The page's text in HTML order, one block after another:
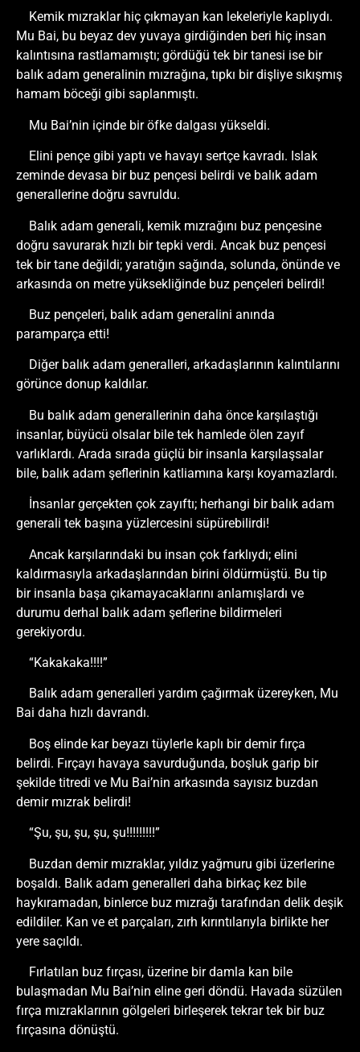
Kemik mızraklar hiç çıkmayan kan lekeleriyle kaplıydı.
Mu Bai, bu beyaz dev yuvaya girdiğinden beri hiç insan
kalıntısına rastlamamıştı; gördüğü tek bir tanesi ise bir
balık adam generalinin mızrağına, tıpkı bir dişliye sıkışmış
hamam böceği gibi saplanmıştı.
Mu Bai’nin içinde bir öfke dalgası yükseldi.
Elini pençe gibi yaptı ve havayı sertçe kavradı. Islak
zeminde devasa bir buz pençesi belirdi ve balık adam
generallerine doğru savruldu.
Balık adam generali, kemik mızrağını buz pençesine
doğru savurarak hızlı bir tepki verdi. Ancak buz pençesi
tek bir tane değildi; yaratığın sağında, solunda, önünde ve
arkasında on metre yüksekliğinde buz pençeleri belirdi!
Buz pençeleri, balık adam generalini anında
paramparça etti!
Diğer balık adam generalleri, arkadaşlarının kalıntılarını
görünce donup kaldılar.
Bu balık adam generallerinin daha önce karşılaştığı
insanlar, büyücü olsalar bile tek hamlede ölen zayıf
varlıklardı. Arada sırada güçlü bir insanla karşılaşsalar
bile, balık adam şeflerinin katliamına karşı koyamazlardı.
İnsanlar gerçekten çok zayıftı; herhangi bir balık adam
generali tek başına yüzlercesini süpürebilirdi!
Ancak karşılarındaki bu insan çok farklıydı; elini
kaldırmasıyla arkadaşlarından birini öldürmüştü. Bu tip
bir insanla başa çıkamayacaklarını anlamışlardı ve
durumu derhal balık adam şeflerine bildirmeleri
gerekiyordu.
“Kakakaka!!!!”
Balık adam generalleri yardım çağırmak üzereyken, Mu
Bai daha hızlı davrandı.
Boş elinde kar beyazı tüylerle kaplı bir demir fırça
belirdi. Fırçayı havaya savurduğunda, boşluk garip bir
şekilde titredi ve Mu Bai’nin arkasında sayısız buzdan
demir mızrak belirdi!
“Şu, şu, şu, şu, şu!!!!!!!!!”
Buzdan demir mızraklar, yıldız yağmuru gibi üzerlerine
boşaldı. Balık adam generalleri daha birkaç kez bile
haykıramadan, binlerce buz mızrağı tarafından delik deşik
edildiler. Kan ve et parçaları, zırh kırıntılarıyla birlikte her
yere saçıldı.
Fırlatılan buz fırçası, üzerine bir damla kan bile
bulaşmadan Mu Bai’nin eline geri döndü. Havada süzülen
fırça mızraklarının gölgeleri birleşerek tekrar tek bir buz
fırçasına dönüştü.